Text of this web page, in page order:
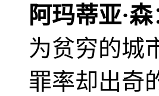
阿玛蒂亚·森
为贫穷的城
罪率却出奇